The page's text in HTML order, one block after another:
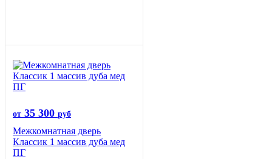
от 35 300 руб
Межкомнатная дверь
Классик 1 массив дуба мед
ПГ